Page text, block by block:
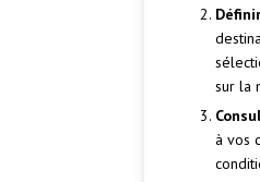
sur la
à vos